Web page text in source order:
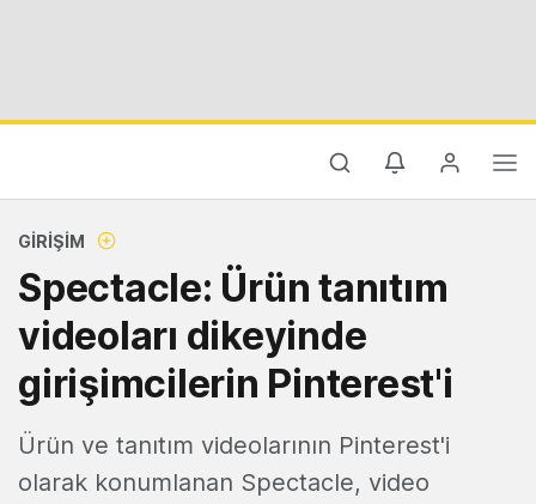
GIRIŞIM
Spectacle: Ürün tanıtım
videoları dikeyinde
girişimcilerin Pinterest'i
Ürün ve tanıtım videolarının Pinterest'i
olarak konumlanan Spectacle, video